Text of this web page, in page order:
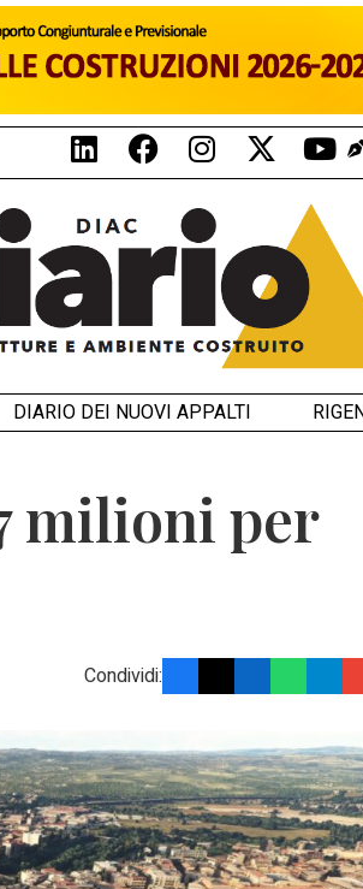
DIARIO DEI NUOVI APPALTI
milioni per
Condividi: